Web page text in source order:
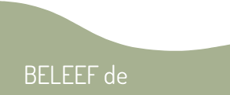
BELEEF de